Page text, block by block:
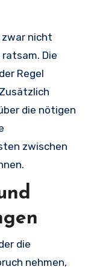
nicht
Die
Regel
die nötigen
zwischen
die
nehmen,